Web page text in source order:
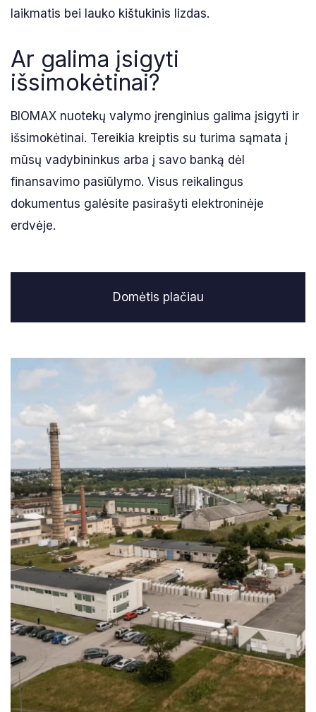
laikmatis bei lauko kištukinis lizdas.
Ar galima įsigyti
išsimokėtinai?
BIOMAX nuotekų valymo įrenginius galima įsigyti ir
išsimokėtinai. Tereikia kreiptis su turima sąmata į
mūsų vadybininkus arba į savo banką dėl
finansavimo pasiūlymo. Visus reikalingus
dokumentus galėsite pasirašyti elektroninėje
erdvėje.
Domėtis plačiau